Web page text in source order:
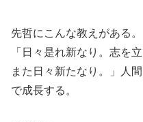
先哲にこんな教えがある。
「日々是れ新なり。志を
また日々新たなり。」人
で成長する。